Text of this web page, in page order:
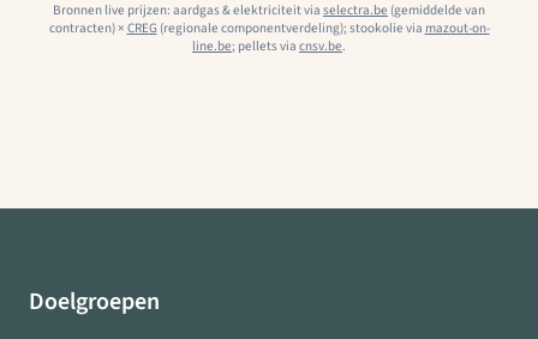
Bronnen live prijzen: aardgas & elektriciteit via selectra.be (gemiddelde van
contracten) × CREG(regionale componentverdeling); stookolie via mazout-on-
line.be; pellets via cnsv.be.
Doelgroepen